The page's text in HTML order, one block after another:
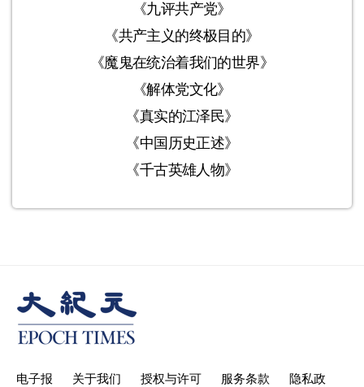
《九评共产党》
《共产主义的终极目的》
《魔鬼在统治着我们的世界》
《解体党文化》
《真实的江泽民》
《中国历史正述》
《千古英雄人物》
电子报 关于我们 授权与许可 服务条款
隐私政